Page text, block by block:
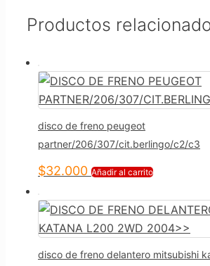
Productos
disco de freno peugeot
partner/206/307/cit.berlingo/c2/c3
$32.000 Añadir al carrito
disco de freno delantero mitsubishi